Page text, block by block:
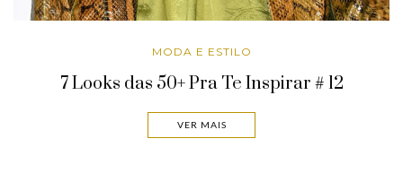
MODA E ESTILO
7 Looks das 50+ Pra Te Inspirar # 12
VER MAIS